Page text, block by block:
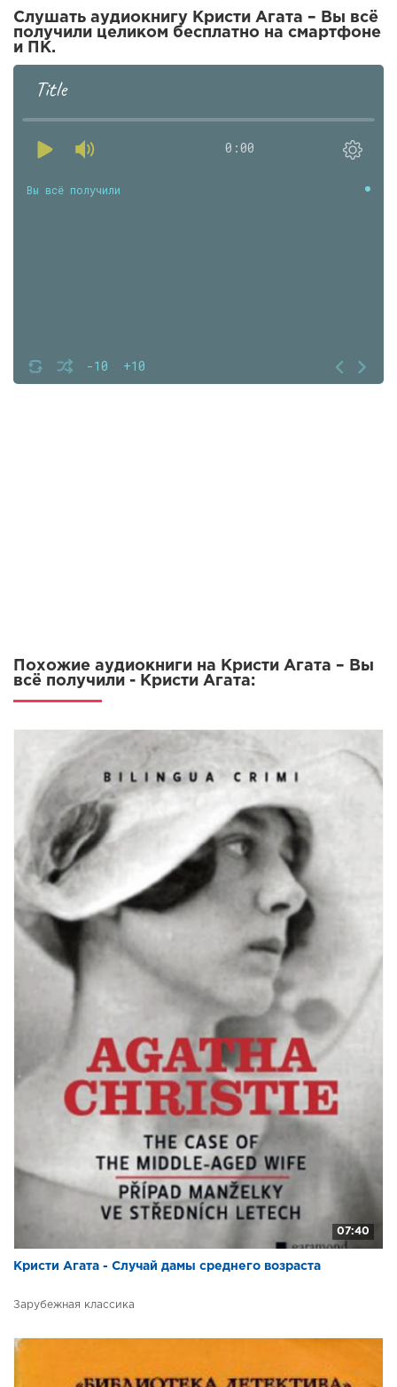
Слушать аудиокнигу Кристи Агата – Вы всё
получили целиком бесплатно на смартфоне
и ПК.
Title
0:00
-10 +10
Вы всё получили
Похожие аудиокниги на Кристи Агата – Вы
всё получили - Кристи Агата:
07:40
Кристи Агата - Случай дамы среднего возраста
Зарубежная классика